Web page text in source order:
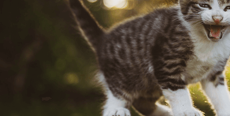
意
味
と
は？
る
に